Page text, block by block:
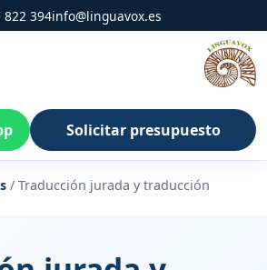
822 394info@linguavox.es
Solicitar presupuesto
/ Traducción jurada y traducción